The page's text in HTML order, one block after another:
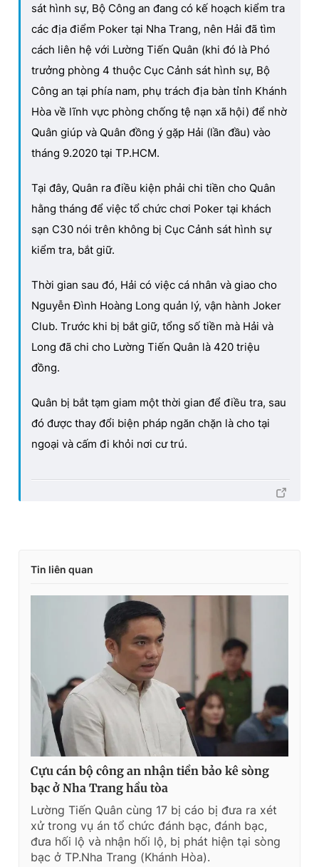
sát hình sự, Bộ Công an đang có kế hoạch kiểm tra
các địa điểm Poker tại Nha Trang, nên Hải đã tìm
cách liên hệ với Lường Tiến Quân (khi đó là Phó
trưởng phòng 4 thuộc Cục Cảnh sát hình sự, Bộ
Công an tại phía nam, phụ trách địa bàn tỉnh Khánh
Hòa về lĩnh vực phòng chống tệ nạn xã hội) để nhờ
Quân giúp và Quân đồng ý gặp Hải (lần đầu) vào
tháng 9.2020 tại TP.HCM.
Tại đây, Quân ra điều kiện phải chi tiền cho Quân
hằng tháng để việc tổ chức chơi Poker tại khách
sạn C30 nói trên không bị Cục Cảnh sát hình sự
kiểm tra, bắt giữ.
Thời gian sau đó, Hải có việc cá nhân và giao cho
Nguyễn Đình Hoàng Long quản lý, vận hành Joker
Club. Trước khi bị bắt giữ, tổng số tiền mà Hải và
Long đã chi cho Lường Tiến Quân là 420 triệu
đồng.
Quân bị bắt tạm giam một thời gian để điều tra, sau
đó được thay đổi biện pháp ngăn chặn là cho tại
ngoại và cấm đi khỏi nơi cư trú.
Tin liên quan
Cựu cán bộ công an nhận tiền bảo kê sòng
bạc ở Nha Trang hầu tòa
Lường Tiến Quân cùng 17 bị cáo bị đưa ra xét
xử trong vụ án tổ chức đánh bạc, đánh bạc,
đưa hối lộ và nhận hối lộ, bị phát hiện tại sòng
bạc ở TP.Nha Trang (Khánh Hòa).